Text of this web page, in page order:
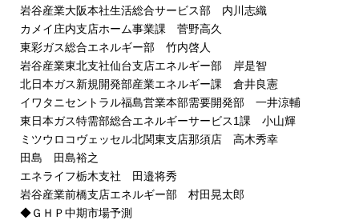
岩谷産業大阪本社生活総合サービス部 内川志織
カメイ庄内支店ホーム事業課 菅野高久
東彩ガス総合エネルギー部 竹内啓人
岩谷産業東北支社仙台支店エネルギー部 岸是智
北日本ガス新規開発部産業エネルギー課 倉井良憲
イワタニセントラル福島営業本部需要開発部 一井涼輔
東日本ガス特需部総合エネルギーサービス1課 小山輝
ミツウロコヴェッセル北関東支店那須店 高木秀幸
田島 田島裕之
エネライフ栃木支社 田邉将秀
岩谷産業前橋支店エネルギー部 村田晃太郎
◆ＧＨＰ中期市場予測